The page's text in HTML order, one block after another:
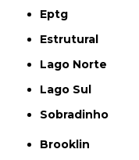
Eptg
Estrutural
Lago Norte
Lago Sul
Sobradinho
Brooklin